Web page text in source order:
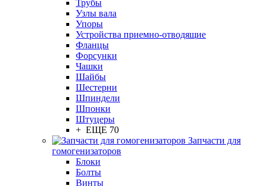
Трубы
Узлы вала
Упоры
Устройства приемно-отводящие
Фланцы
Форсунки
Чашки
Шайбы
Шестерни
Шпиндели
Шпонки
Штуцеры
+ ЕЩЕ 70
Запчасти для
гомогенизаторов
Блоки
Болты
Винты